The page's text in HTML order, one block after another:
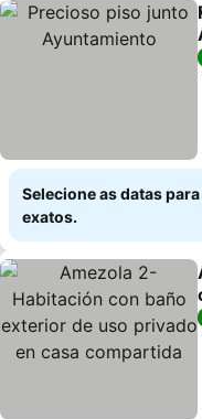
Selecione as datas
exatos.